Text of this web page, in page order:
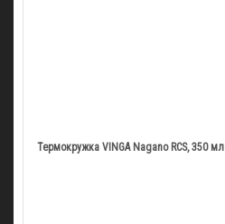
Термокружка VINGA Nagano RCS, 350 мл